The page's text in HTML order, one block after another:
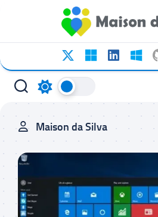
conteúdo
Maison da Silva